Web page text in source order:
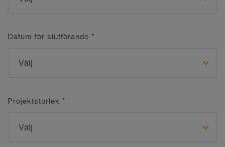
Datum för slutförande *
Projektstorlek *